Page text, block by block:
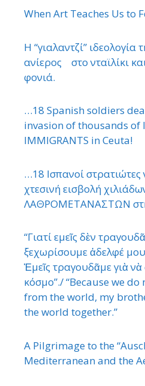
When Art Teaches Us to
Η “γιαλαντζί” ιδεολογία
ανίερος στο νταϊλίκι
φονιά.
…18 Spanish soldiers
invasion of thousands of
IMMIGRANTS in Ceuta!
…18 Ισπανοί στρατιώτες
χτεσινή εισβολή
ΛΑΘΡΟΜΕΤΑΝΑΣΤΩΝ
“Γιατί εμεῖς δὲν
ξεχωρίσουμε ἀδελφέ
Ἐμεῖς τραγουδᾶμε γιὰ
κόσμο”./ “Because we
from the world, my
the world together.”
A Pilgrimage to the
Mediterranean and the